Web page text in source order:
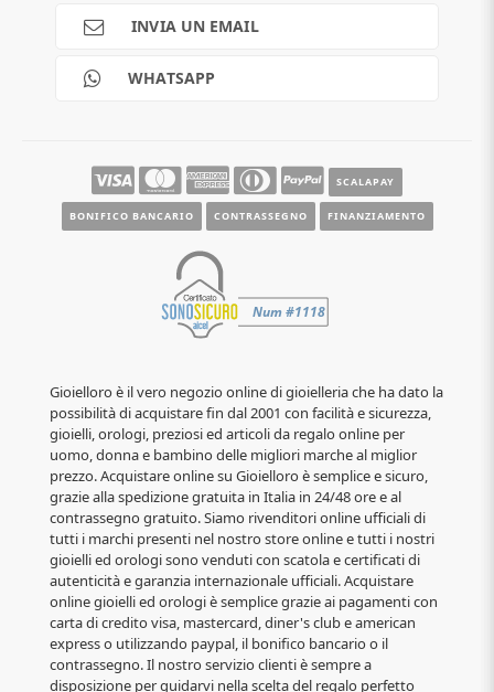
INVIA UN EMAIL
WHATSAPP
SCALAPAY
BONIFICO BANCARIO CONTRASSEGNO FINANZIAMENTO
Gioielloro è il vero negozio online di gioielleria che ha dato la
possibilità di acquistare fin dal 2001 con facilità e sicurezza,
gioielli, orologi, preziosi ed articoli da regalo online per
uomo, donna e bambino delle migliori marche al miglior
prezzo. Acquistare online su Gioielloro è semplice e sicuro,
grazie alla spedizione gratuita in Italia in 24/48 ore e al
contrassegno gratuito. Siamo rivenditori online ufficiali di
tutti i marchi presenti nel nostro store online e tutti i nostri
gioielli ed orologi sono venduti con scatola e certificati di
autenticità e garanzia internazionale ufficiali. Acquistare
online gioielli ed orologi è semplice grazie ai pagamenti con
carta di credito visa, mastercard, diner's club e american
express o utilizzando paypal, il bonifico bancario o il
contrassegno. Il nostro servizio clienti è sempre a
disposizione per guidarvi nella scelta del regalo perfetto